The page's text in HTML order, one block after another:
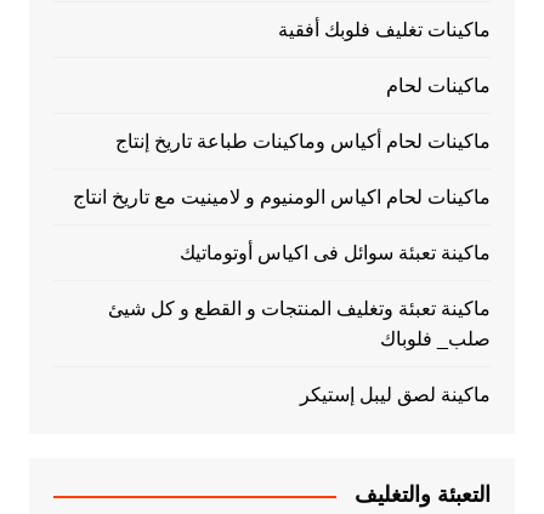
ماكينات تغليف فلوبك أفقية
ماكينات لحام
ماكينات لحام أكياس وماكينات طباعة تاريخ إنتاج
ماكينات لحام اكياس الومنيوم و لامينيت مع تاريخ انتاج
ماكينة تعبئة سوائل فى اكياس أوتوماتيك
ماكينة تعبئة وتغليف المنتجات و القطع و كل شيئ
صلب_ فلوباك
ماكينة لصق ليبل إستيكر
التعبئة والتغليف